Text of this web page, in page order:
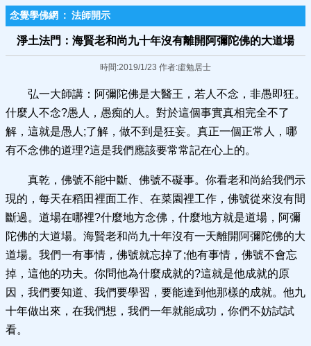
念覺學佛網 : 法師開示
淨土法門：海賢老和尚九十年沒有離開阿彌陀佛的大道場
時間:2019/1/23 作者:虛勉居士
弘一大師講：阿彌陀佛是大醫王，若人不念，非愚即狂。
什麼人不念?愚人，愚痴的人。對於這個事實真相完全不了
解，這就是愚人;了解，做不到是狂妄。真正一個正常人，哪
有不念佛的道理?這是我們應該要常常記在心上的。
真乾，佛號不能中斷、佛號不礙事。你看老和尚給我們示
現的，每天在稻田裡面工作、在菜園裡工作，佛號從來沒有間
斷過。道場在哪裡?什麼地方念佛，什麼地方就是道場，阿彌
陀佛的大道場。海賢老和尚九十年沒有一天離開阿彌陀佛的大
道場。我們一有事情，佛號就忘掉了;他有事情，佛號不會忘
掉，這他的功夫。你問他為什麼成就的?這就是他成就的原
因，我們要知道、我們要學習，要能達到他那樣的成就。他九
十年做出來，在我們想，我們一年就能成功，你們不妨試試
看。